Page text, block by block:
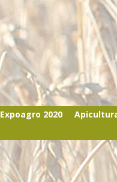
Expoagro 2020